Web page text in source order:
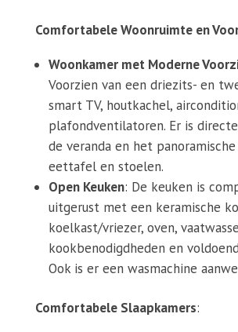
Comfortabele Woonruimte en
Woonkamer met Moderne
Voorzien van een driezits- en
smart TV, houtkachel,
plafondventilatoren. Er is
de veranda en het
eettafel en stoelen.
Open Keuken: De keuken is
uitgerust met een keramische
koelkast/vriezer, oven,
kookbenodigdheden en
Ook is er een wasmachine
Comfortabele Slaapkamers: